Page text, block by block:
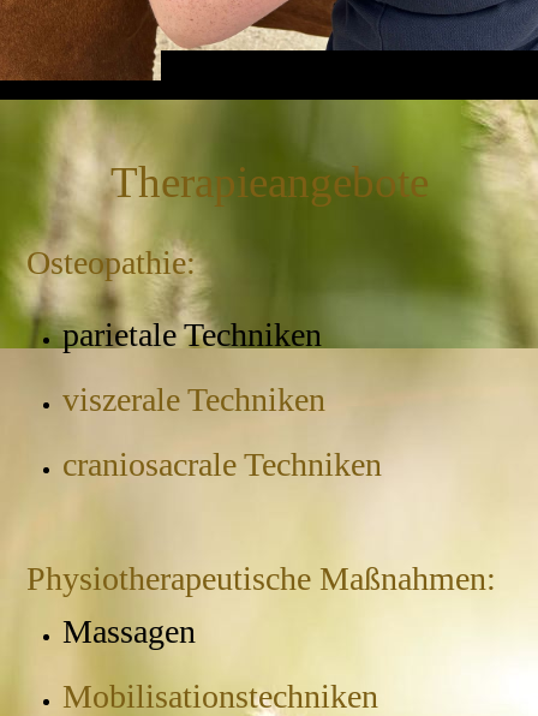
Therapieangebote
Osteopathie:
parietale Techniken
viszerale Techniken
craniosacrale Techniken
Physiotherapeutische Maßnahmen:
Massagen
Mobilisationstechniken